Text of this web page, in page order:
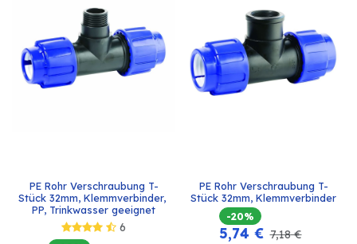
PE Rohr Verschraubung T-
Stück 32mm, Klemmverbinder,
PP, Trinkwasser geeignet
6
PE Rohr Verschraubung T-
Stück 32mm, Klemmverbinder
-20%
5,74 € 7,18€